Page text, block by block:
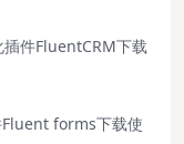
件FluentCRM下载
forms下载使